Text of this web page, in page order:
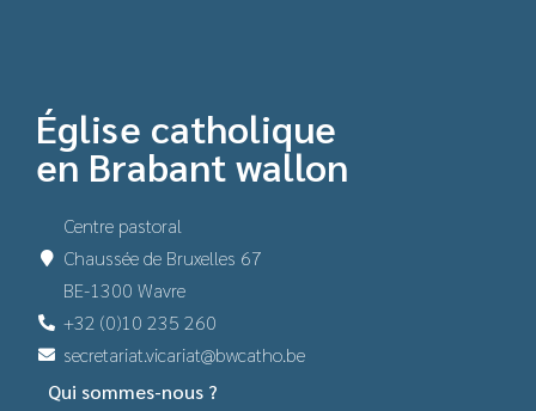
Église catholique
en Brabant wallon
Centre pastoral
Chaussée de Bruxelles 67
BE-1300 Wavre
+32 (0)10 235 260
secretariat.vicariat@bwcatho.be
Qui sommes-nous ?